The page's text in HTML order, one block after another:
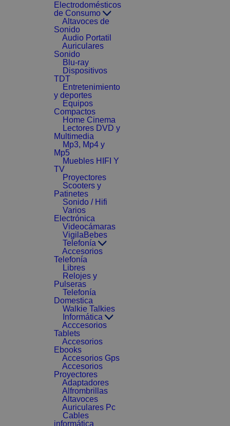
Electrodomésticos
de Consumo
Altavoces de
Sonido
Audio Portatil
Auriculares
Sonido
Blu-ray
Dispositivos
TDT
Entretenimiento
y deportes
Equipos
Compactos
Home Cinema
Lectores DVD y
Multimedia
Mp3, Mp4 y
Mp5
Muebles HIFI Y
TV
Proyectores
Scooters y
Patinetes
Sonido / Hifi
Varios
Electrónica
Videocámaras
VigilaBebes
Telefonía
Accesorios
Telefonía
Libres
Relojes y
Pulseras
Telefonía
Domestica
Walkie Talkies
Informática
Acccesorios
Tablets
Accesorios
Ebooks
Accesorios Gps
Accesorios
Proyectores
Adaptadores
Alfrombrillas
Altavoces
Auriculares Pc
Cables
informática